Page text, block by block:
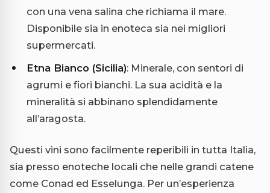
con una vena salina che richiama il mare.
Disponibile sia in enoteca sia nei migliori
supermercati.
Etna Bianco (Sicilia): Minerale, con sentori di
agrumi e fiori bianchi. La sua acidità e la
mineralità si abbinano splendidamente
all’aragosta.
Questi vini sono facilmente reperibili in tutta Italia,
sia presso enoteche locali che nelle grandi catene
come Conad ed Esselunga. Per un’esperienza